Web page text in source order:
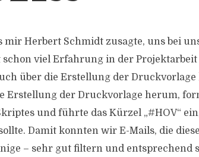
mir Herbert Schmidt zusagte, uns bei
viel Erfahrung in der
über die Erstellung der Druckvorlage
Erstellung der Druckvorlage herum,
und führte das Kürzel „#HOV“
Damit konnten wir E-Mails, die
– sehr gut filtern und entsprechend